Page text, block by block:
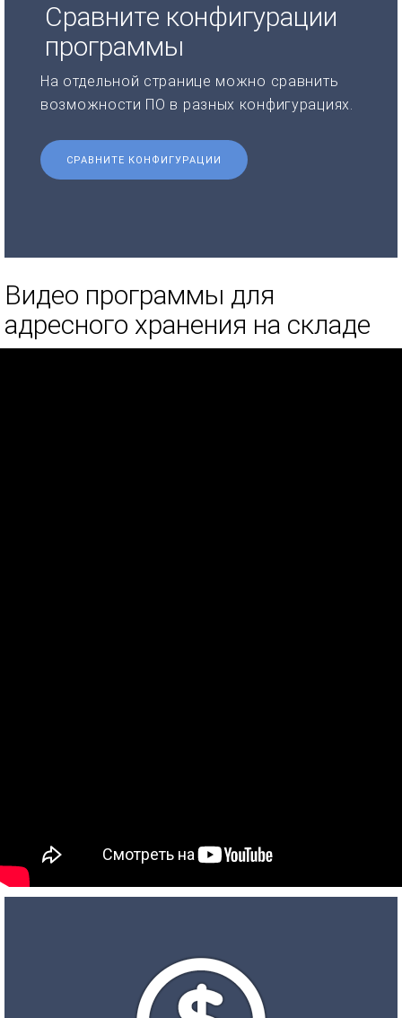
Сравните конфигурации
программы
На отдельной странице можно сравнить
возможности ПО в разных конфигурациях.
СРАВНИТЕ КОНФИГУРАЦИИ
Видео программы для
адресного хранения на складе